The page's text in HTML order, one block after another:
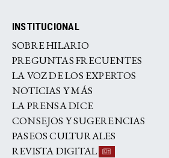
INSTITUCIONAL
SOBRE HILARIO
PREGUNTAS FRECUENTES
LA VOZ DE LOS EXPERTOS
NOTICIAS Y MÁS
LA PRENSA DICE
CONSEJOS Y SUGERENCIAS
PASEOS CULTURALES
REVISTA DIGITAL